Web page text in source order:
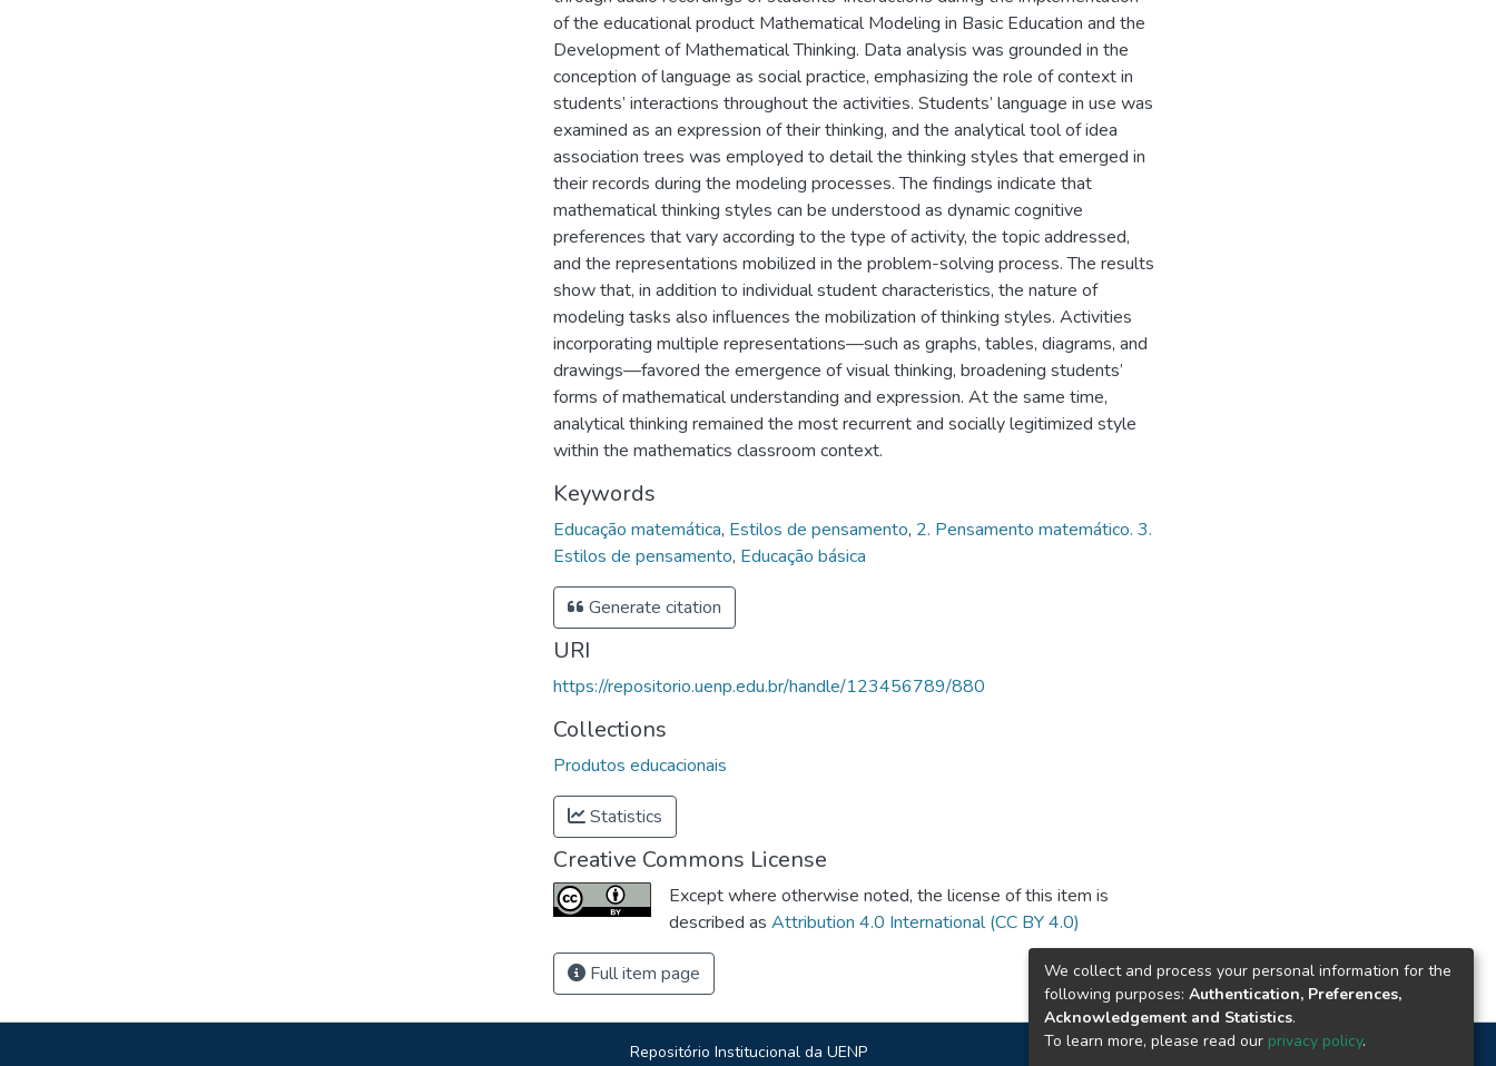
of the educational product Mathematical Modeling in Basic Education and the
Development of Mathematical Thinking. Data analysis was grounded in the
conception of language as social practice, emphasizing the role of context in
students’ interactions throughout the activities. Students’ language in use was
examined as an expression of their thinking, and the analytical tool of idea
association trees was employed to detail the thinking styles that emerged in
their records during the modeling processes. The findings indicate that
mathematical thinking styles can be understood as dynamic cognitive
preferences that vary according to the type of activity, the topic addressed,
and the representations mobilized in the problem-solving process. The results
show that, in addition to individual student characteristics, the nature of
modeling tasks also influences the mobilization of thinking styles. Activities
incorporating multiple representations—such as graphs, tables, diagrams, and
drawings—favored the emergence of visual thinking, broadening students’
forms of mathematical understanding and expression. At the same time,
analytical thinking remained the most recurrent and socially legitimized style
within the mathematics classroom context.
Keywords
Educação matemática, Estilos de pensamento, 2. Pensamento matemático. 3.
Estilos de pensamento, Educação básica
Generate citation
URI
https://repositorio.uenp.edu.br/handle/123456789/880
Collections
Produtos educacionais
Statistics
Creative Commons License
Except where otherwise noted, the license of this item is
described as Attribution 4.0 International (CC BY 4.0)
Full item page
Repositório Institucional da UENP
We collect and process your personal information for the
following purposes: Authentication, Preferences,
Acknowledgement and Statistics.
To learn more, please read our privacy policy.